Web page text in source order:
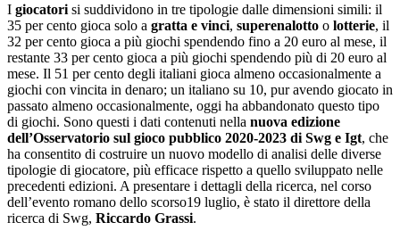
I giocatori si suddividono in tre tipologie dalle dimensioni simili: il
35 per cento gioca solo a gratta e vinci, superenalotto o lotterie, il
32 per cento gioca a più giochi spendendo fino a 20 euro al mese, il
restante 33 per cento gioca a più giochi spendendo più di 20 euro al
mese. Il 51 per cento degli italiani gioca almeno occasionalmente a
giochi con vincita in denaro; un italiano su 10, pur avendo giocato in
passato almeno occasionalmente, oggi ha abbandonato questo tipo
di giochi. Sono questi i dati contenuti nella nuova edizione
dell’Osservatorio sul gioco pubblico 2020-2023 di Swg e Igt, che
ha consentito di costruire un nuovo modello di analisi delle diverse
tipologie di giocatore, più efficace rispetto a quello sviluppato nelle
precedenti edizioni. A presentare i dettagli della ricerca, nel corso
dell’evento romano dello scorso19 luglio, è stato il direttore della
ricerca di Swg, Riccardo Grassi.